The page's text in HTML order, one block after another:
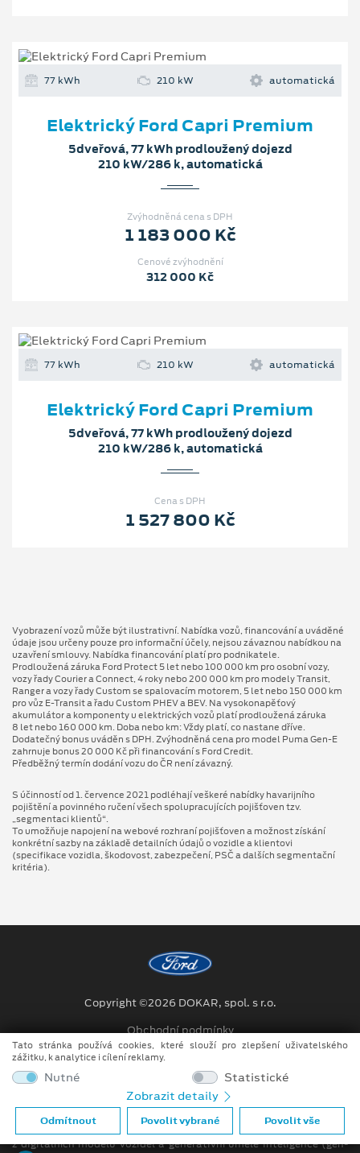
77 kWh 210 kW automatická
Elektrický Ford Capri Premium
5dveřová, 77 kWh prodloužený dojezd
210 kW/286 k, automatická
Zvýhodněná cena s DPH
1 183 000 Kč
Cenové zvýhodnění
312 000 Kč
77 kWh 210 kW automatická
Elektrický Ford Capri Premium
5dveřová, 77 kWh prodloužený dojezd
210 kW/286 k, automatická
Cena s DPH
1 527 800 Kč
Vyobrazení vozů může být ilustrativní. Nabídka vozů, financování a uváděné
údaje jsou určeny pouze pro informační účely, nejsou závaznou nabídkou na
uzavření smlouvy. Nabídka financování platí pro podnikatele.
Prodloužená záruka Ford Protect 5 let nebo 100 000 km pro osobní vozy,
vozy řady Courier a Connect, 4 roky nebo 200 000 km pro modely Transit,
Ranger a vozy řady Custom se spalovacím motorem, 5 let nebo 150 000 km
pro vůz E-Transit a řadu Custom PHEV a BEV. Na vysokonapěťový
akumulátor a komponenty u elektrických vozů platí prodloužená záruka
8 let nebo 160 000 km. Doba nebo km: Vždy platí, co nastane dříve.
Dodatečný bonus uváděn s DPH. Zvýhodněná cena pro model Puma Gen⁠-⁠E
zahrnuje bonus 20 000 Kč při financování s Ford Credit.
Předběžný termín dodání vozu do ČR není závazný.
S účinností od 1. července 2021 podléhají veškeré nabídky havarijního
pojištění a povinného ručení všech spolupracujících pojišťoven tzv.
„segmentaci klientů“.
To umožňuje napojení na webové rozhraní pojišťoven a možnost získání
konkrétní sazby na základě detailních údajů o vozidle a klientovi
(specifikace vozidla, škodovost, zabezpečení, PSČ a dalších segmentační
kritéria).
Copyright ©2026 DOKAR, spol. s r.o.
Obchodní podmínky
Ochrana osobních údajů
Prohlášení o zpracování údajů konečných zákazníků
Při tvorbě videí a obrázků na tomto webu je využíváno kombinace
tradičních fotografií či videí, počítačem generovaných snímků (CGI)
z digitálních modelů vozidel a generativní umělé inteligence (gen-
Tato stránka používá cookies, které slouží pro zlepšení uživatelského
zážitku, k analytice i cílení reklamy.
Nutné
Statistické
Zobrazit detaily
Odmítnout Povolit vybrané Povolit vše